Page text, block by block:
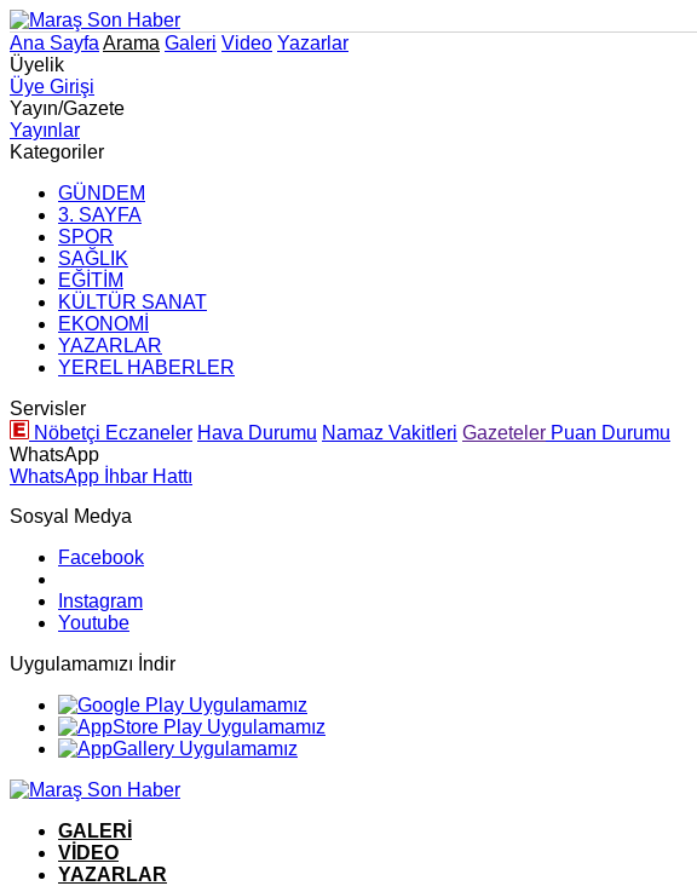
Ana Sayfa Arama Galeri Video Yazarlar
Üyelik
Üye Girişi
Yayın/Gazete
Yayınlar
Kategoriler
GÜNDEM
3. SAYFA
SPOR
SAĞLIK
EĞİTİM
KÜLTÜR SANAT
EKONOMİ
YAZARLAR
YEREL HABERLER
Servisler
Nöbetçi Eczaneler Hava Durumu Namaz Vakitleri Gazeteler Puan Durumu
WhatsApp
WhatsApp İhbar Hattı
Sosyal Medya
Facebook
Instagram
Youtube
Uygulamamızı İndir
GALERİ
VİDEO
YAZARLAR